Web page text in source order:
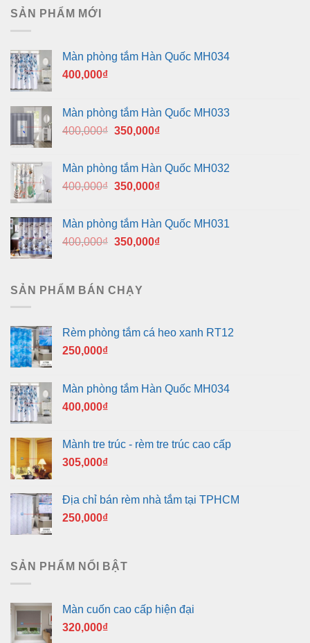
SẢN PHẨM MỚI
Màn phòng tắm Hàn Quốc MH034
400,000₫
Màn phòng tắm Hàn Quốc MH033
400,000₫ Giá
400,000₫.
350,000₫Giá
là:
350,000₫.
Màn phòng tắm Hàn Quốc MH032
400,000₫ Giá
400,000₫.
350,000₫Giá
là:
350,000₫.
Màn phòng tắm Hàn Quốc MH031
400,000₫ Giá
400,000₫.
350,000₫Giá
SẢN PHẨM BÁN CHẠY
Rèm phòng tắm cá heo xanh RT12
250,000₫
Màn phòng tắm Hàn Quốc MH034
400,000₫
Mành tre trúc - rèm tre trúc cao cấp
305,000₫
Địa chỉ bán rèm nhà tắm tại TPHCM
250,000₫
SẢN PHẨM NỔI BẬT
Màn cuốn cao cấp hiện đại
320,000₫